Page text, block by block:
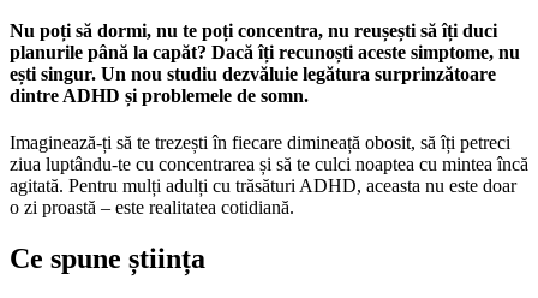
Nu poți să dormi, nu te poți concentra, nu reușești să îți duci
planurile până la capăt? Dacă îți recunoști aceste simptome, nu
ești singur. Un nou studiu dezvăluie legătura surprinzătoare
dintre ADHD și problemele de somn.
Imaginează-ți să te trezești în fiecare dimineață obosit, să îți petreci
ziua luptându-te cu concentrarea și să te culci noaptea cu mintea încă
agitată. Pentru mulți adulți cu trăsături ADHD, aceasta nu este doar
o zi proastă – este realitatea cotidiană.
Ce spune știința